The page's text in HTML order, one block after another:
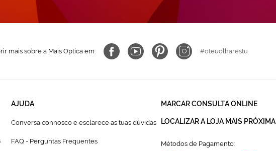
mais sobre a Mais Optica em: #oteuolharestu
AJUDA
Conversa connosco e esclarece as tuas dúvidas
FAQ - Perguntas Frequentes
MARCAR CONSULTA ONLINE
LOCALIZAR A LOJA MAIS PRÓXIMA
Métodos de Pagamento: